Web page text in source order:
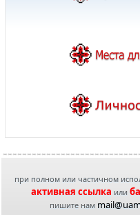
при полном или частичном
активная ссылка или
пишите нам